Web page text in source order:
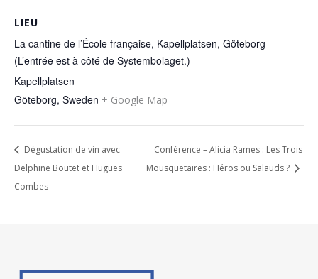
LIEU
La cantine de l’École française, Kapellplatsen, Göteborg
(L’entrée est à côté de Systembolaget.)
Kapellplatsen
Göteborg, Sweden + Google Map
Dégustation de vin avec
Delphine Boutet et Hugues
Combes
Conférence – Alicia Rames : Les Trois
Mousquetaires : Héros ou Salauds ?